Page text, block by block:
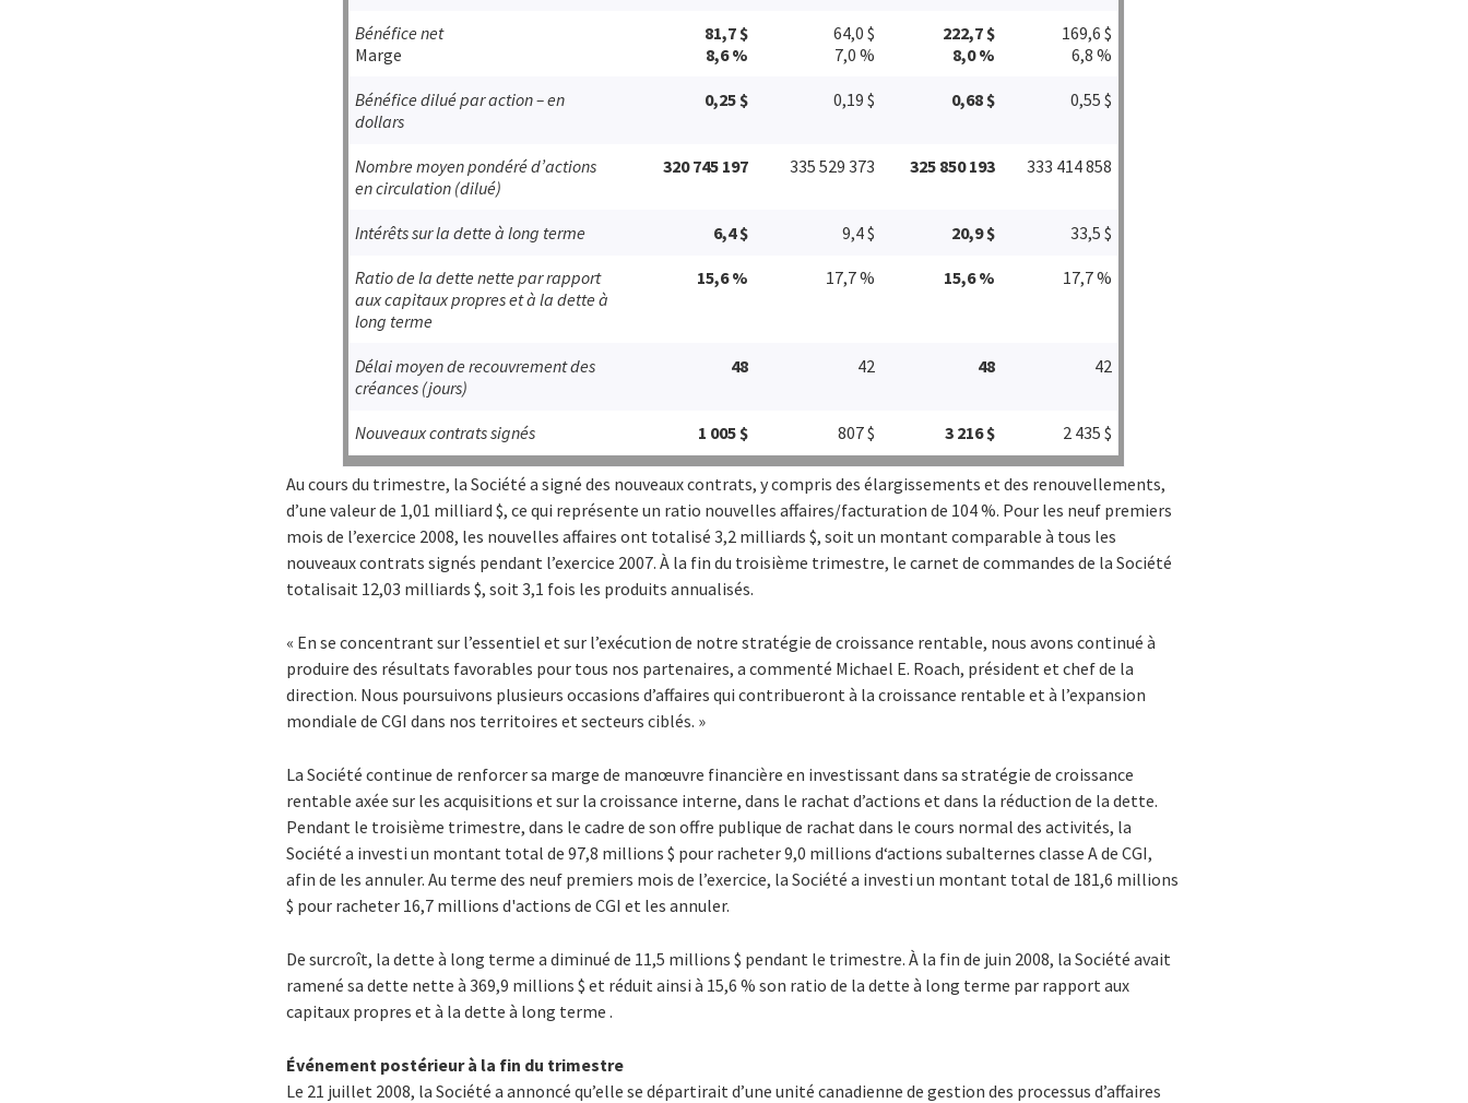
Bénéfice net
Marge
81,7 $
8,6 %
64,0 $
7,0 %
222,7 $
8,0 %
169,6 $
6,8 %
Bénéfice dilué par action – en
dollars
0,25 $ 0,19 $ 0,68 $ 0,55 $
Nombre moyen pondéré d’actions
en circulation (dilué)
320 745 197 335 529 373 325 850 193 333 414 858
Intérêts sur la dette à long terme 6,4 $ 9,4 $ 20,9 $ 33,5 $
Ratio de la dette nette par rapport
aux capitaux propres et à la dette à
long terme
15,6 % 17,7 % 15,6 % 17,7 %
Délai moyen de recouvrement des
créances (jours)
48 42 48 42
Nouveaux contrats signés 1 005 $ 807 $ 3 216 $ 2 435 $
Au cours du trimestre, la Société a signé des nouveaux contrats, y compris des élargissements et des renouvellements,
d’une valeur de 1,01 milliard $, ce qui représente un ratio nouvelles affaires/facturation de 104 %. Pour les neuf premiers
mois de l’exercice 2008, les nouvelles affaires ont totalisé 3,2 milliards $, soit un montant comparable à tous les
nouveaux contrats signés pendant l’exercice 2007. À la fin du troisième trimestre, le carnet de commandes de la Société
totalisait 12,03 milliards $, soit 3,1 fois les produits annualisés.
« En se concentrant sur l’essentiel et sur l’exécution de notre stratégie de croissance rentable, nous avons continué à
produire des résultats favorables pour tous nos partenaires, a commenté Michael E. Roach, président et chef de la
direction. Nous poursuivons plusieurs occasions d’affaires qui contribueront à la croissance rentable et à l’expansion
mondiale de CGI dans nos territoires et secteurs ciblés. »
La Société continue de renforcer sa marge de manœuvre financière en investissant dans sa stratégie de croissance
rentable axée sur les acquisitions et sur la croissance interne, dans le rachat d’actions et dans la réduction de la dette.
Pendant le troisième trimestre, dans le cadre de son offre publique de rachat dans le cours normal des activités, la
Société a investi un montant total de 97,8 millions $ pour racheter 9,0 millions d‘actions subalternes classe A de CGI,
afin de les annuler. Au terme des neuf premiers mois de l’exercice, la Société a investi un montant total de 181,6 millions
$ pour racheter 16,7 millions d'actions de CGI et les annuler.
De surcroît, la dette à long terme a diminué de 11,5 millions $ pendant le trimestre. À la fin de juin 2008, la Société avait
ramené sa dette nette à 369,9 millions $ et réduit ainsi à 15,6 % son ratio de la dette à long terme par rapport aux
capitaux propres et à la dette à long terme .
Événement postérieur à la fin du trimestre
Le 21 juillet 2008, la Société a annoncé qu’elle se départirait d’une unité canadienne de gestion des processus d’affaires